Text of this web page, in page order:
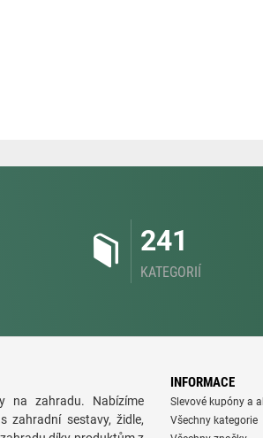
241
KATEGORIÍ
na zahradu. Nabízíme
zahradní sestavy, židle,
INFORMACE
Slevové kupóny a
Všechny kategorie